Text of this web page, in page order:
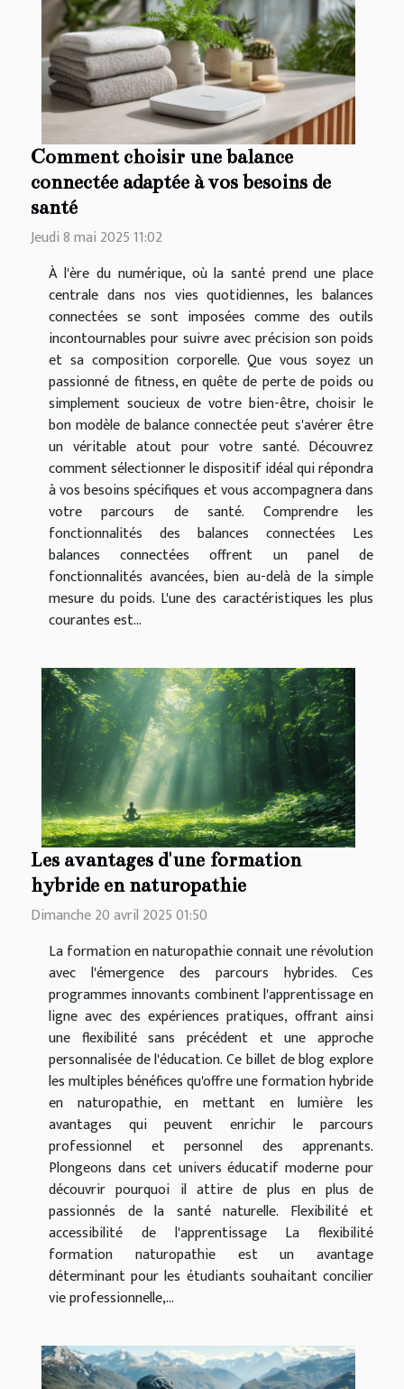
Comment choisir une balance
connectée adaptée à vos besoins de
santé
Jeudi 8 mai 2025 11:02
À l'ère du numérique, où la santé prend une place
centrale dans nos vies quotidiennes, les balances
connectées se sont imposées comme des outils
incontournables pour suivre avec précision son poids
et sa composition corporelle. Que vous soyez un
passionné de fitness, en quête de perte de poids ou
simplement soucieux de votre bien-être, choisir le
bon modèle de balance connectée peut s'avérer être
un véritable atout pour votre santé. Découvrez
comment sélectionner le dispositif idéal qui répondra
à vos besoins spécifiques et vous accompagnera dans
votre parcours de santé. Comprendre les
fonctionnalités des balances connectées Les
balances connectées offrent un panel de
fonctionnalités avancées, bien au-delà de la simple
mesure du poids. L'une des caractéristiques les plus
courantes est...
Les avantages d'une formation
hybride en naturopathie
Dimanche 20 avril 2025 01:50
La formation en naturopathie connait une révolution
avec l'émergence des parcours hybrides. Ces
programmes innovants combinent l'apprentissage en
ligne avec des expériences pratiques, offrant ainsi
une flexibilité sans précédent et une approche
personnalisée de l'éducation. Ce billet de blog explore
les multiples bénéfices qu'offre une formation hybride
en naturopathie, en mettant en lumière les
avantages qui peuvent enrichir le parcours
professionnel et personnel des apprenants.
Plongeons dans cet univers éducatif moderne pour
découvrir pourquoi il attire de plus en plus de
passionnés de la santé naturelle. Flexibilité et
accessibilité de l'apprentissage La flexibilité
formation naturopathie est un avantage
déterminant pour les étudiants souhaitant concilier
vie professionnelle,...